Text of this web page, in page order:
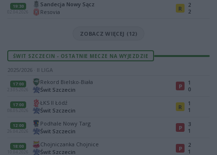
19:30
02.04.2026
Sandecja Nowy Sącz
Resovia
R
2
2
ZOBACZ WIĘCEJ (12)
ŚWIT SZCZECIN - OSTATNIE MECZE NA WYJEZDZIE
2025/2026 · II LIGA
17:00
23.05.2026
Rekord Bielsko-Biała
Świt Szczecin
P
1
0
17:00
08.05.2026
ŁKS II Łódź
Świt Szczecin
R
1
1
12:00
26.04.2026
Podhale Nowy Targ
Świt Szczecin
P
3
1
18:00
10.04.2026
Chojniczanka Chojnice
Świt Szczecin
P
2
1